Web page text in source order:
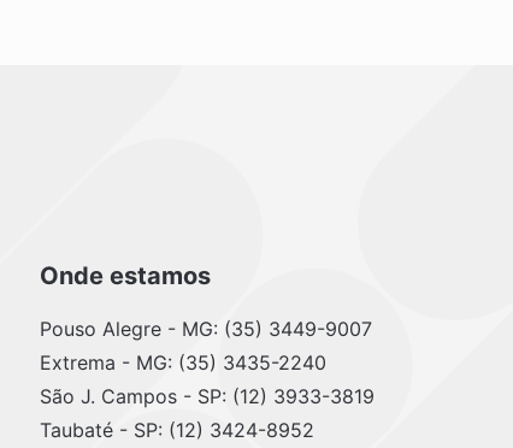
Onde estamos
Pouso Alegre - MG: (35) 3449-9007
Extrema - MG: (35) 3435-2240
São J. Campos - SP: (12) 3933-3819
Taubaté - SP: (12) 3424-8952